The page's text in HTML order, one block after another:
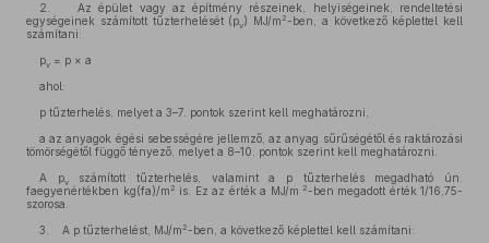
2. Az épület vagy az építmény részeinek, helyiségeinek, rendeltetési
egységeinek számított tűzterhelését (pv) MJ/m 2-ben, a következő képlettel kell
számítani:
pv = p × a
ahol:
p tűzterhelés, melyet a 3–7. pontok szerint kell meghatározni,
a az anyagok égési sebességére jellemző, az anyag sűrűségétől és raktározási
tömörségétől függő tényező, melyet a 8–10. pontok szerint kell meghatározni.
A pv
számított tűzterhelés, valamint a p tűzterhelés megadható ún.
faegyenértékben kg(fa)/m 2 is. Ez az érték a MJ/m 2-ben megadott érték 1/16,75-
szorosa.
3. A p tűzterhelést, MJ/m 2-ben, a következő képlettel kell számítani: